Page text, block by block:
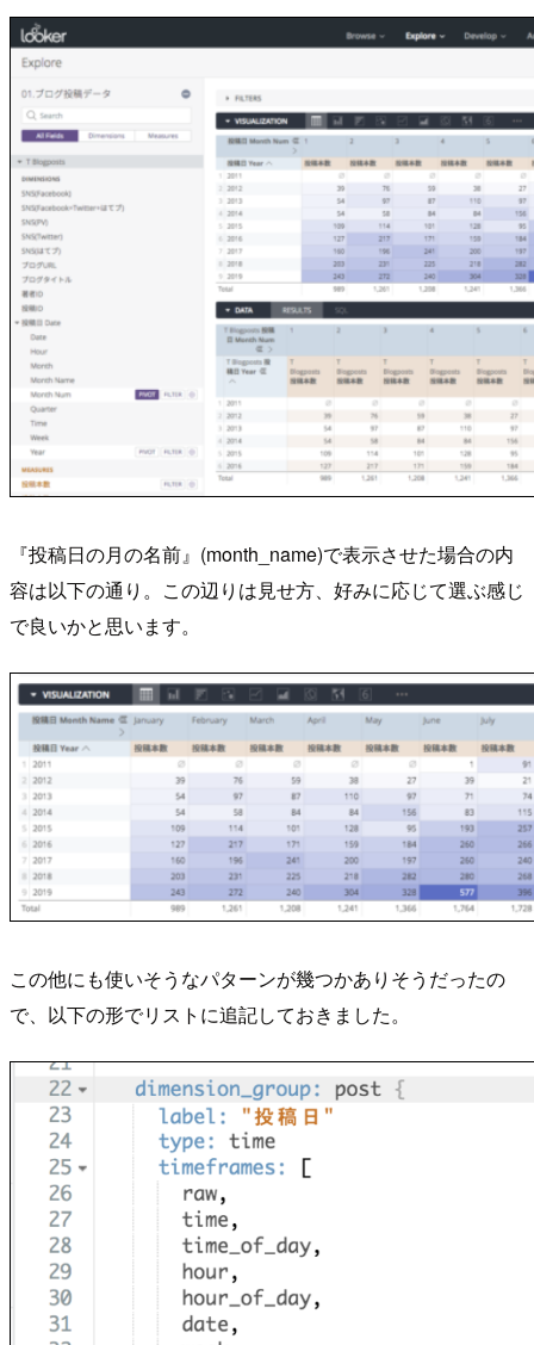
『投稿日の月の名前』(month_name)で表示させた場合の内
容は以下の通り。この辺りは見せ方、好みに応じて選ぶ感じ
で良いかと思います。
この他にも使いそうなパターンが幾つかありそうだったの
で、以下の形でリストに追記しておきました。